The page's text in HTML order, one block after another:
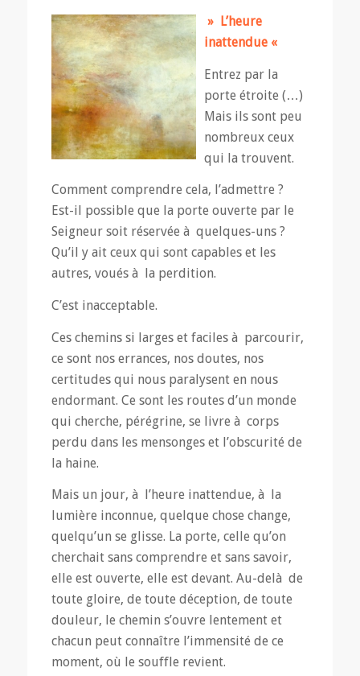
» L’heure
inattendue «
Entrez par la
porte étroite (…)
Mais ils sont peu
nombreux ceux
qui la trouvent.
Comment comprendre cela, l’admettre ?
Est-il possible que la porte ouverte par le
Seigneur soit réservée à quelques-uns ?
Qu’il y ait ceux qui sont capables et les
autres, voués à la perdition.
C’est inacceptable.
Ces chemins si larges et faciles à parcourir,
ce sont nos errances, nos doutes, nos
certitudes qui nous paralysent en nous
endormant. Ce sont les routes d’un monde
qui cherche, pérégrine, se livre à corps
perdu dans les mensonges et l’obscurité de
la haine.
Mais un jour, à l’heure inattendue, à la
lumière inconnue, quelque chose change,
quelqu’un se glisse. La porte, celle qu’on
cherchait sans comprendre et sans savoir,
elle est ouverte, elle est devant. Au-delà de
toute gloire, de toute déception, de toute
douleur, le chemin s’ouvre lentement et
chacun peut connaître l’immensité de ce
moment, où le souffle revient.